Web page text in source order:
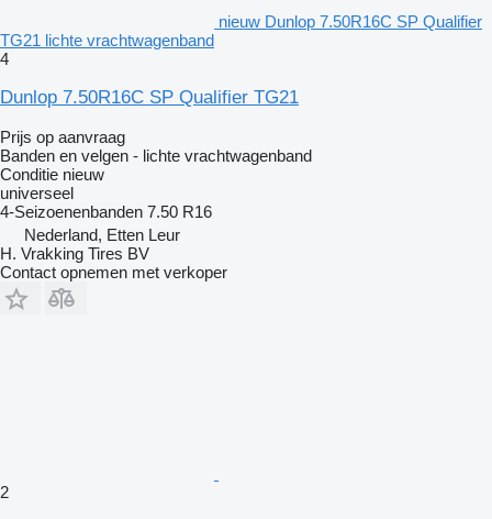
nieuw Dunlop 7.50R16C SP Qualifier
TG21 lichte vrachtwagenband
4
Dunlop 7.50R16C SP Qualifier TG21
Prijs op aanvraag
Banden en velgen - lichte vrachtwagenband
Conditie nieuw
universeel
4-Seizoenenbanden 7.50 R16
Nederland, Etten Leur
H. Vrakking Tires BV
Contact opnemen met verkoper
2